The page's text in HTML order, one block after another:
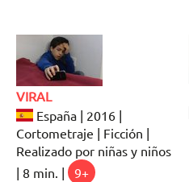
VIRAL
España | 2016 |
Cortometraje | Ficción |
Realizado por niñas y niños
| 8 min. |
9+